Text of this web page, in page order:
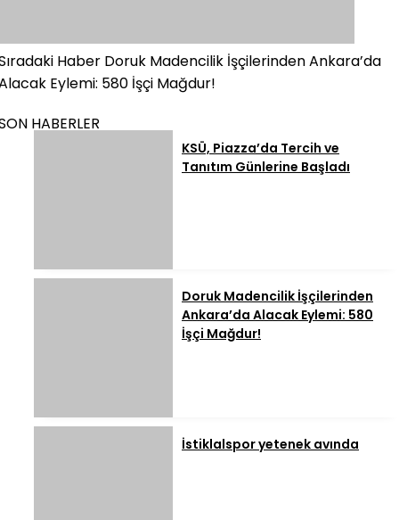
Haber Doruk Madencilik İşçilerinden Ankara’da
Eylemi: 580 İşçi Mağdur!
HABERLER
KSÜ, Piazza’da Tercih ve
Tanıtım Günlerine Başladı
Doruk Madencilik İşçilerinden
Ankara’da Alacak Eylemi: 580
İşçi Mağdur!
İstiklalspor yetenek avında